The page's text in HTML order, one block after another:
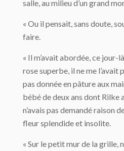
salle, au milieu d’un grand
« Ou il pensait, sans doute,
faire.
« Il m’avait abordée, ce jour-
rose superbe, il ne me l’avait
pas donnée en pâture aux
bébé de deux ans dont Rilke
n’avais pas demandé raison
fleur splendide et insolite.
« Sur le petit mur de la grille,